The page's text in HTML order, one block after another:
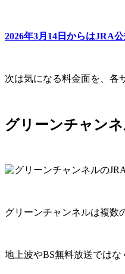
2026年3月14日からはJRA
次は気になる料金面を、各
グリーンチャン
グリーンチャンネルは複数
地上波やBS無料放送では